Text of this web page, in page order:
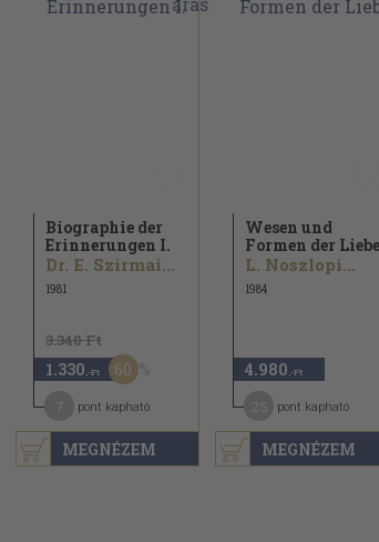
MEGNÉZEM
Biographie der
Erinnerungen I.
Dr. E. Szirmai...
1981
3.340 Ft
1.330 ,-Ft 60
pont kapható
MEGNÉZEM
Wesen und
Formen der Liebe
L. Noszlopi...
1984
4.980 ,-Ft
pont kapható